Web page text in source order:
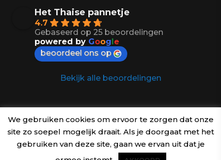
Het Thaise pannetje
4.7
Gebaseerd op 25 beoordelingen
powered by Google
beoordeel ons op
Bekijk alle beoordelingen
© Krata Thai - Thais eten in hartje Deurne. Alle rechten
voorbehouden.
We gebruiken cookies om ervoor te zorgen dat onze
site zo soepel mogelijk draait. Als je doorgaat met het
gebruiken van deze site, gaan we ervan uit dat je